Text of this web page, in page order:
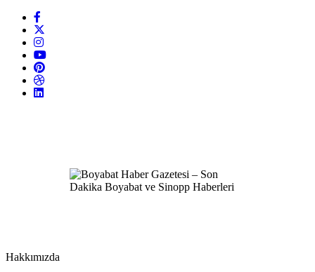
Hakkımızda